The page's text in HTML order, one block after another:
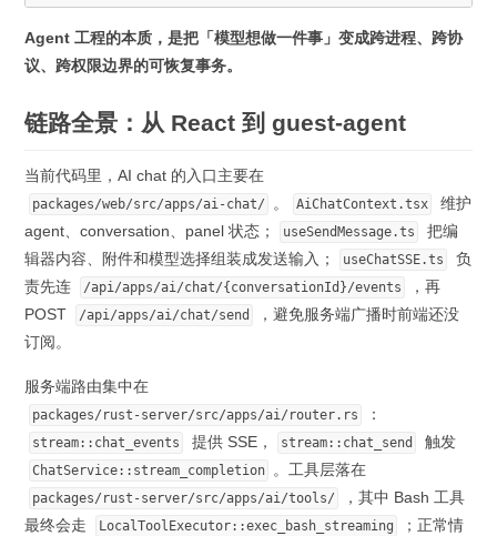
Agent 工程的本质，是把「模型想做一件事」变成跨进程、跨协
议、跨权限边界的可恢复事务。
链路全景：从 React 到 guest-agent
当前代码里，AI chat 的入口主要在
packages/web/src/apps/ai-chat/ 。 AiChatContext.tsx
维护
agent、conversation、panel 状态；
useSendMessage.ts
把编
辑器内容、附件和模型选择组装成发送输入；
useChatSSE.ts
负
责先连
/api/apps/ai/chat/{conversationId}/events
，再
POST
/api/apps/ai/chat/send
，避免服务端广播时前端还没
订阅。
服务端路由集中在
packages/rust-server/src/apps/ai/router.rs ：
stream::chat_events 提供 SSE， stream::chat_send 触发
ChatService::stream_completion 。工具层落在
packages/rust-server/src/apps/ai/tools/
，其中 Bash 工具
最终会走
LocalToolExecutor::exec_bash_streaming
；正常情